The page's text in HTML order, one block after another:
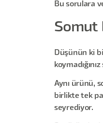
Bu sorulara
Somut
Düşünün ki
Aynı ürünü,
birlikte tek
seyrediyor.